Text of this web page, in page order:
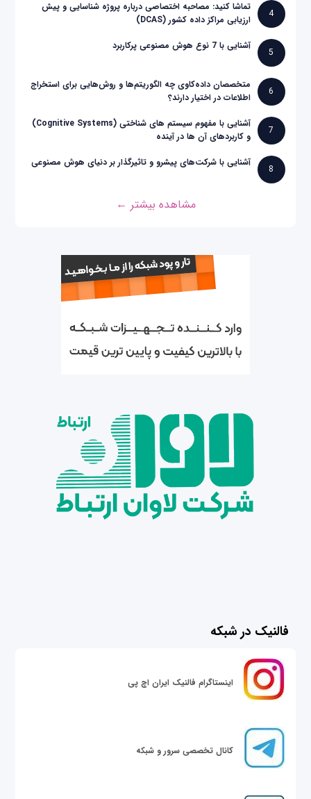
4
تماشا کنید: مصاحبه اختصاصی درباره پروژه شناسایی و پیش
ارزیابی مراکز داده کشور (DCAS)
5
آشنایی با 7 نوع هوش مصنوعی پرکاربرد
6
متخصصان داده‌کاوی چه الگوریتم‌ها و روش‌هایی برای استخراج
اطلاعات در اختیار دارند؟
7
آشنایی با مفهوم سیستم های شناختی (Cognitive Systems)
و کاربردهای آن ها در آینده
8
آشنایی با شرکت‌های پیشرو و تاثیرگذار بر دنیای هوش مصنوعی
مشاهده بیشتر ←
فالنیک در شبکه
اینستاگرام فالنیک ایران اچ پی
کانال تخصصی سرور و شبکه